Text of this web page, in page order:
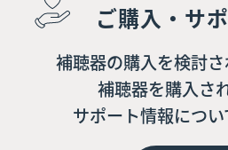
ご購入・サ
補聴器の購入を検討さ
補聴器を購入さ
サポート情報につい